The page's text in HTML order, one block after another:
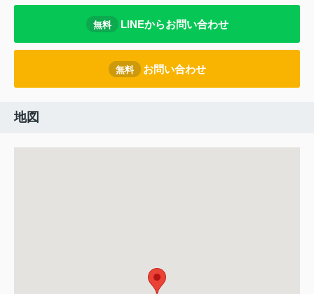
無料 LINEからお問い合わせ
無料 お問い合わせ
地図